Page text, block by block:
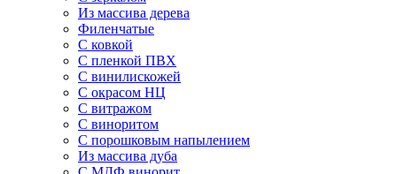
Из массива дерева
Филенчатые
С ковкой
С пленкой ПВХ
С винилискожей
С окрасом НЦ
С витражом
С виноритом
С порошковым напылением
Из массива дуба